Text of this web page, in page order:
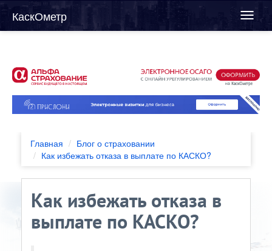
Toggle
КаскОметр
Главная
Блог о страховании
Как избежать отказа в выплате по КАСКО?
Как избежать отказа в
выплате по КАСКО?